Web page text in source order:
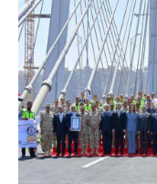
روض الفرج